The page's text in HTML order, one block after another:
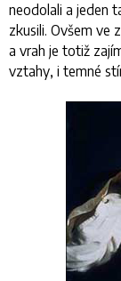
neodolali a jeden
zkusili. Ovšem ve
a vrah je totiž
vztahy, i temné